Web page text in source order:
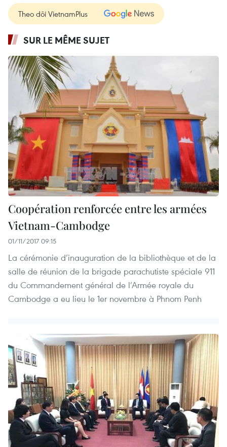
Theo dõi VietnamPlus
SUR LE MÊME SUJET
Coopération renforcée entre les armées
Vietnam-Cambodge
01/11/2017 09:15
La cérémonie d’inauguration de la bibliothèque et de la
salle de réunion de la brigade parachutiste spéciale 911
du Commandement général de l’Armée royale du
Cambodge a eu lieu le 1er novembre à Phnom Penh